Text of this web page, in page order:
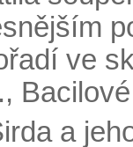
ve
a